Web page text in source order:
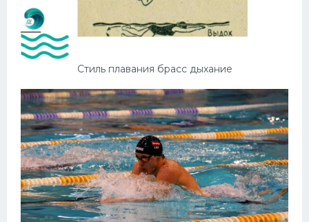
Стиль плавания брасс дыхание